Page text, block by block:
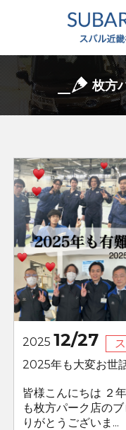
枚方
2025 12/27
2025年も大変お世
皆様こんにちは ２
も枚方パーク店の
りがとうございま...